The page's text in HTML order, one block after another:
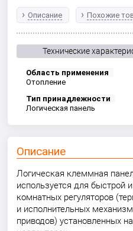
Описание Похожие
Технические
Область применения
Отопление
Тип принадлежности
Логическая панель
Описание
Логическая клеммная
используется для быстрой
комнатных регуляторов
и исполнительных
приводов) установленных